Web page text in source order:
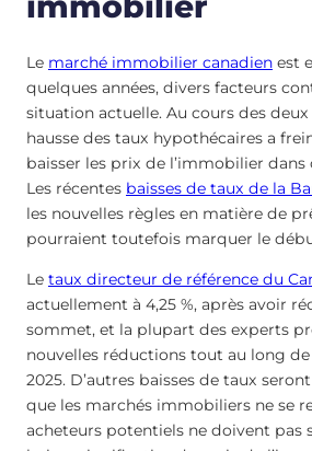
Le marché immobilier canadien est
quelques années, divers facteurs
situation actuelle. Au cours des deux
hausse des taux hypothécaires a
baisser les prix de l’immobilier dans
Les récentes baisses de taux de la
les nouvelles règles en matière de
pourraient toutefois marquer le
Le taux directeur de référence du
actuellement à 4,25 %, après avoir
sommet, et la plupart des experts
nouvelles réductions tout au long de
2025. D’autres baisses de taux
que les marchés immobiliers ne se
acheteurs potentiels ne doivent pas